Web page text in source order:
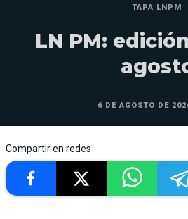
TAPA LNPM
LN PM:
6 DE AGOSTO DE
Compartir en redes